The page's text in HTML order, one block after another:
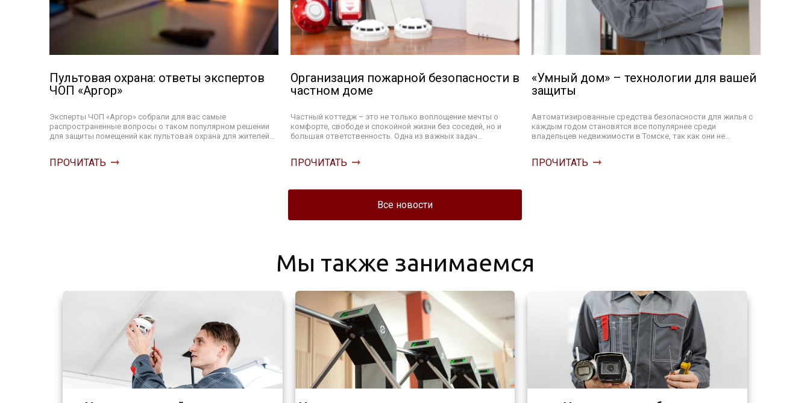
Пультовая охрана: ответы экспертов
ЧОП «Аргор»
Эксперты ЧОП «Аргор» собрали для вас самые
распространенные вопросы о таком популярном решении
для защиты помещений как пультовая охрана для жителей…
ПРОЧИТАТЬ
Организация пожарной безопасности в
частном доме
Частный коттедж – это не только воплощение мечты о
комфорте, свободе и спокойной жизни без соседей, но и
большая ответственность. Одна из важных задач…
ПРОЧИТАТЬ
«Умный дом» – технологии для вашей
защиты
Автоматизированные средства безопасности для жилья с
каждым годом становятся все популярнее среди
владельцев недвижимости в Томске, так как они не…
ПРОЧИТАТЬ
Все новости
Мы также занимаемся